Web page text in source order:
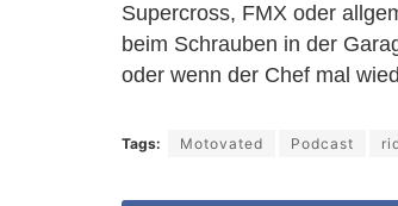
Supercross, FMX oder
beim Schrauben in der
oder wenn der Chef mal
Tags: Motovated Podcast